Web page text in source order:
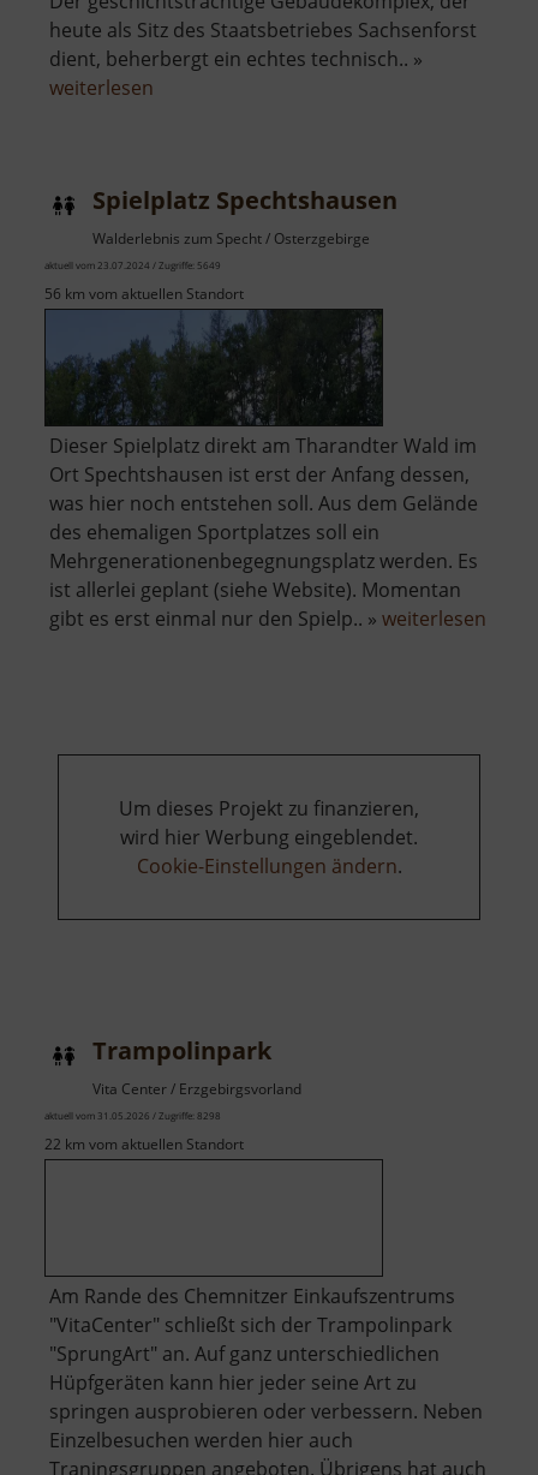
heute als Sitz des Staatsbetriebes Sachsenforst
dient, beherbergt ein echtes technisch.. »
weiterlesen
Arboretum
Spielplatz Spechtshausen
Walderlebnis zum Specht / Osterzgebirge
aktuell vom 23.07.2024 / Zugriffe: 5649
56 km vom aktuellen Standort
Dieser Spielplatz direkt am Tharandter Wald im
Ort Spechtshausen ist erst der Anfang dessen,
was hier noch entstehen soll. Aus dem Gelände
des ehemaligen Sportplatzes soll ein
Mehrgenerationenbegegnungsplatz werden. Es
ist allerlei geplant (siehe Website). Momentan
gibt es erst einmal nur den Spielp.. » weiterlesen
Um dieses Projekt zu finanzieren,
wird hier Werbung eingeblendet.
Cookie-Einstellungen ändern.
Trampolinpark
Vita Center / Erzgebirgsvorland
aktuell vom 31.05.2026 / Zugriffe: 8298
22 km vom aktuellen Standort
Am Rande des Chemnitzer Einkaufszentrums
"VitaCenter" schließt sich der Trampolinpark
"SprungArt" an. Auf ganz unterschiedlichen
Hüpfgeräten kann hier jeder seine Art zu
springen ausprobieren oder verbessern. Neben
Einzelbesuchen werden hier auch
Traningsgruppen angeboten. Übrigens hat auch